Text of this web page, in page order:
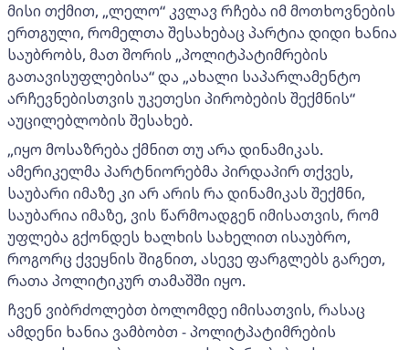
მისი თქმით, „ლელო“ კვლავ რჩება იმ მოთხოვნების
ერთგული, რომელთა შესახებაც პარტია დიდი ხანია
საუბრობს, მათ შორის „პოლიტპატიმრების
გათავისუფლებისა“ და „ახალი საპარლამენტო
არჩევნებისთვის უკეთესი პირობების შექმნის“
აუცილებლობის შესახებ.
„იყო მოსაზრება ქმნით თუ არა დინამიკას.
ამერიკელმა პარტნიორებმა პირდაპირ თქვეს,
საუბარი იმაზე კი არ არის რა დინამიკას შექმნი,
საუბარია იმაზე, ვის წარმოადგენ იმისათვის, რომ
უფლება გქონდეს ხალხის სახელით ისაუბრო,
როგორც ქვეყნის შიგნით, ასევე ფარგლებს გარეთ,
რათა პოლიტიკურ თამაშში იყო.
ჩვენ ვიბრძოლებთ ბოლომდე იმისათვის, რასაც
ამდენი ხანია ვამბობთ - პოლიტპატიმრების